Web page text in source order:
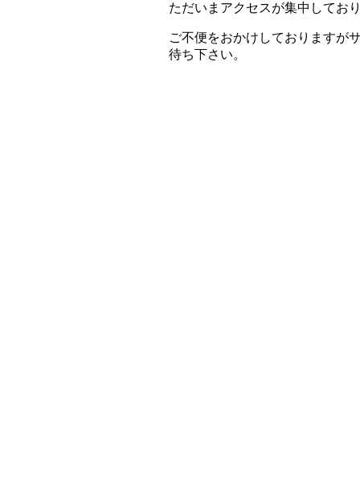
ただいまアクセスが集中してお
ご不便をおかけしておりますが
待ち下さい。